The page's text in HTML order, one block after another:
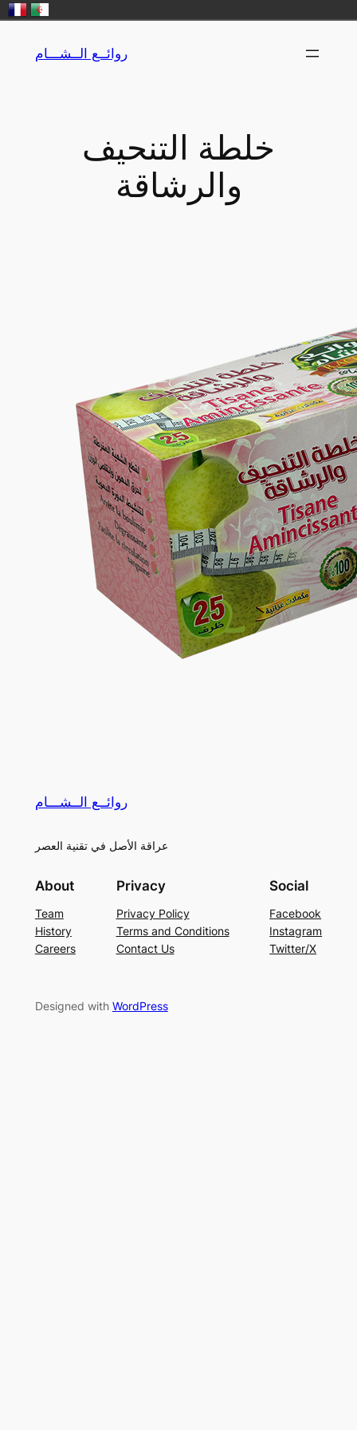
روائــع الــشـــام
خلطة التنحيف
والرشاقة
روائــع الــشـــام
عراقة الأصل في تقنية العصر
About
Team
History
Careers
Privacy
Privacy Policy
Terms and Conditions
Contact Us
Social
Facebook
Instagram
Twitter/X
Designed with WordPress